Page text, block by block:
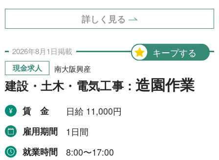
詳しく見る
キープする
2026年8月1日掲載
現金求人 南大阪興産
建設・土木・電気工事： 造園作業
賃金
日給 11,000円
雇用期間
1日間
就業時間
8:00〜17:00